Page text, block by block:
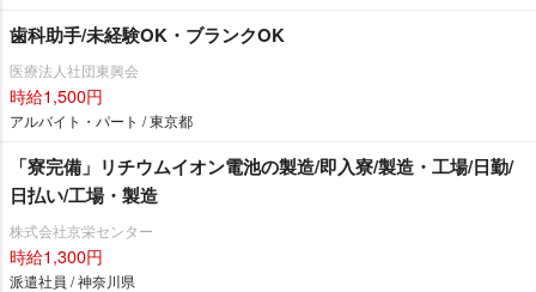
歯科助手/未経験OK・ブランクOK
医療法人社団東興会
時給1,500円
アルバイト・パート / 東京都
「寮完備」リチウムイオン電池の製造/即入寮/製造・工場/日勤/
日払い/工場・製造
株式会社京栄センター
時給1,300円
派遣社員 / 神奈川県